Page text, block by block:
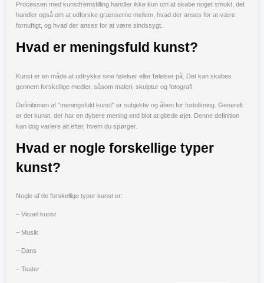
Processen med kunstfremstilling handler ikke kun om at skabe noget smukt, det
handler også om at udforske grænserne mellem, hvad der anses for at være
fornuftigt, og hvad der anses for at være sindssygt.
Hvad er meningsfuld kunst?
Kunst er en måde at udtrykke sine følelser eller følelser på. Det kan skabes
gennem forskellige medier, såsom maleri, skulptur og fotografi.
Definitionen af "meningsfuld kunst" er subjektiv og åben for fortolkning. Generelt
er det kunst, der har en dybere mening end blot at glæde øjet. Denne definition
kan dog variere alt efter, hvem du spørger.
Hvad er nogle forskellige typer
kunst?
Nogle af de forskellige typer kunst er:
– Visuel kunst
– Musik
– Dans
– Teater